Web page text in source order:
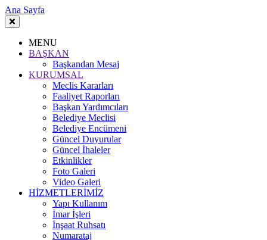
Ana Sayfa
MENU
BAŞKAN
Başkandan Mesaj
KURUMSAL
Meclis Kararları
Faaliyet Raporları
Başkan Yardımcıları
Belediye Meclisi
Belediye Encümeni
Güncel Duyurular
Güncel İhaleler
Etkinlikler
Foto Galeri
Video Galeri
HİZMETLERİMİZ
Yapı Kullanım
İmar İşleri
İnşaat Ruhsatı
Numarataj